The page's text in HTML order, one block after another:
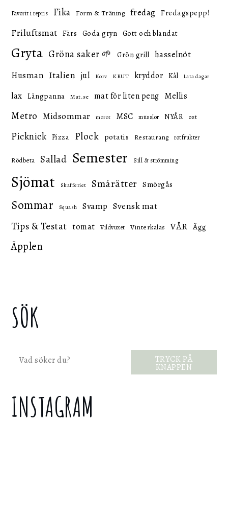
Favorit i repris Fika Form & Träning fredag Fredagspepp!
Friluftsmat Färs Goda gryn Gott och blandat
Gryta Gröna saker 🌱 Grön grill hasselnöt
Husman Italien jul Korv KRUT kryddor Kål Lata dagar
lax Långpanna Mat.se mat för liten peng Mellis
Metro Midsommar morot MSC musslor NYÅR ost
Picknick Pizza Plock potatis Restaurang rotfrukter
Rödbeta Sallad Semester Sill & strömming
Sjömat Skafferiet Smårätter Smörgås
Sommar Squash Svamp Svensk mat
Tips & Testat tomat Vildvuxet Vinterkalas VÅR Ägg
Äpplen
SÖK
Sök TRYCK PÅ
KNAPPEN
INSTAGRAM